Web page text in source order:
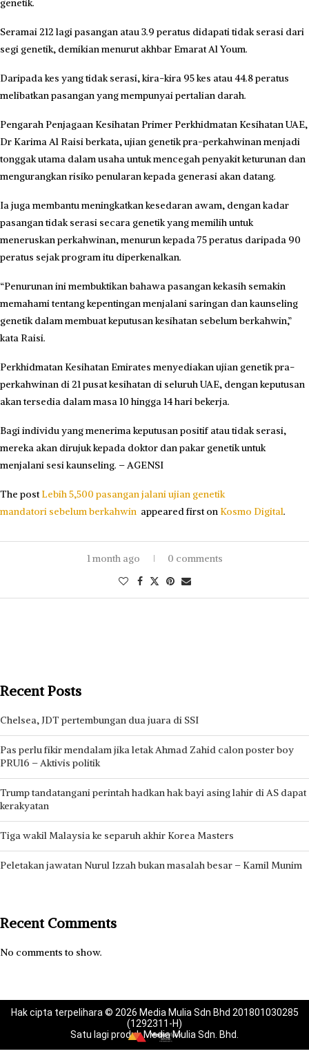
genetik.
Seramai 212 lagi pasangan atau 3.9 peratus didapati tidak serasi dari
segi genetik, demikian menurut akhbar Emarat Al Youm.
Daripada kes yang tidak serasi, kira-kira 95 kes atau 44.8 peratus
melibatkan pasangan yang mempunyai pertalian darah.
Pengarah Penjagaan Kesihatan Primer Perkhidmatan Kesihatan UAE,
Dr Karima Al Raisi berkata, ujian genetik pra-perkahwinan menjadi
tonggak utama dalam usaha untuk mencegah penyakit keturunan dan
mengurangkan risiko penularan kepada generasi akan datang.
Ia juga membantu meningkatkan kesedaran awam, dengan kadar
pasangan tidak serasi secara genetik yang memilih untuk
meneruskan perkahwinan, menurun kepada 75 peratus daripada 90
peratus sejak program itu diperkenalkan.
“Penurunan ini membuktikan bahawa pasangan kekasih semakin
memahami tentang kepentingan menjalani saringan dan kaunseling
genetik dalam membuat keputusan kesihatan sebelum berkahwin,”
kata Raisi.
Perkhidmatan Kesihatan Emirates menyediakan ujian genetik pra-
perkahwinan di 21 pusat kesihatan di seluruh UAE, dengan keputusan
akan tersedia dalam masa 10 hingga 14 hari bekerja.
Bagi individu yang menerima keputusan positif atau tidak serasi,
mereka akan dirujuk kepada doktor dan pakar genetik untuk
menjalani sesi kaunseling. – AGENSI
The postLebih 5,500 pasangan jalani ujian genetik
mandatori sebelum berkahwin appeared first on Kosmo Digital.
1 month ago 0 comments
Recent Posts
Chelsea, JDT pertembungan dua juara di SSI
Pas perlu fikir mendalam jika letak Ahmad Zahid calon poster boy
PRU16 – Aktivis politik
Trump tandatangani perintah hadkan hak bayi asing lahir di AS dapat
kerakyatan
Tiga wakil Malaysia ke separuh akhir Korea Masters
Peletakan jawatan Nurul Izzah bukan masalah besar – Kamil Munim
Recent Comments
No comments to show.
Hak cipta terpelihara © 2026 Media Mulia Sdn Bhd 201801030285
(1292311-H)
Satu lagi produk Media Mulia Sdn. Bhd.